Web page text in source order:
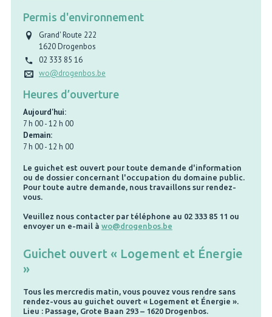
Permis d'environnement
Grand' Route 222
1620Drogenbos
02 333 85 16
wo@drogenbos.be
Heures d’ouverture
Aujourd'hui:
7 h 00-12 h 00
Demain:
7 h 00-12 h 00
Le guichet est ouvert pour toute demande d'information
ou de dossier concernant l'occupation du domaine public.
Pour toute autre demande, nous travaillons sur rendez-
vous.
Veuillez nous contacter par téléphone au 02 333 85 11 ou
envoyer un e-mail à wo@drogenbos.be
Guichet ouvert « Logement et Énergie
»
Tous les mercredis matin, vous pouvez vous rendre sans
rendez-vous au guichet ouvert « Logement et Énergie ».
Lieu : Passage, Grote Baan 293 – 1620 Drogenbos.